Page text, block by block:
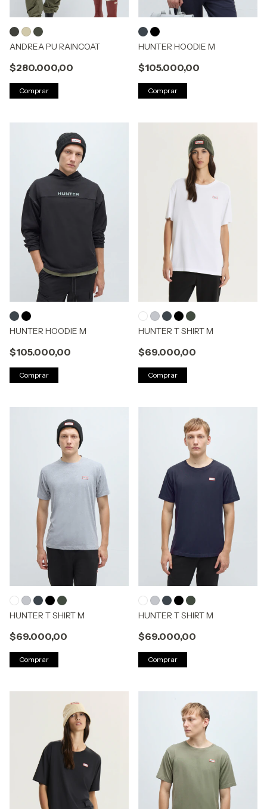
ANDREA PU RAINCOAT
$280.000,00
Comprar
HUNTER HOODIE M
$105.000,00
Comprar
HUNTER HOODIE M
$105.000,00
Comprar
HUNTER T SHIRT M
$69.000,00
Comprar
HUNTER T SHIRT M
$69.000,00
Comprar
HUNTER T SHIRT M
$69.000,00
Comprar